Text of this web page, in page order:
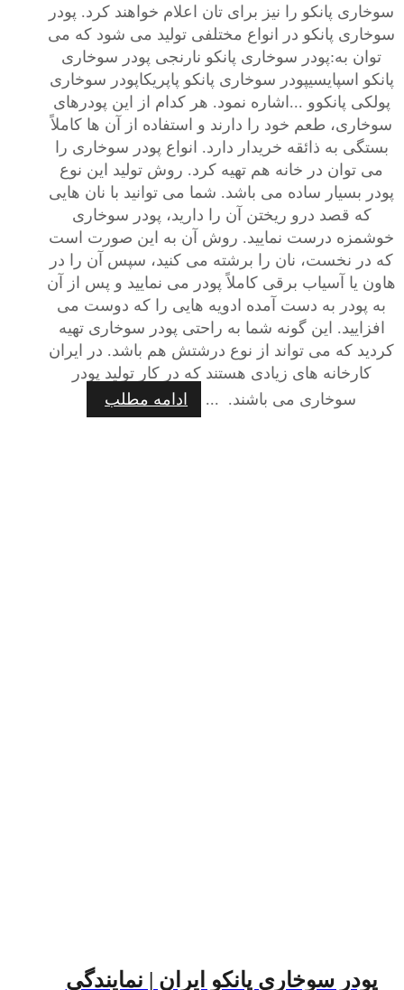
سوخاری پانکو را نیز برای تان اعلام خواهند کرد. پودر
سوخاری پانکو در انواع مختلفی تولید می شود که می
توان به:پودر سوخاری پانکو نارنجی پودر سوخاری
پانکو اسپایسیپودر سوخاری پانکو پاپریکاپودر سوخاری
پولکی پانکوو ...اشاره نمود. هر کدام از این پودرهای
سوخاری، طعم خود را دارند و استفاده از آن ها کاملاً
بستگی به ذائقه خریدار دارد. انواع پودر سوخاری را
می توان در خانه هم تهیه کرد. روش تولید این نوع
پودر بسیار ساده می باشد. شما می توانید با نان هایی
که قصد درو ریختن آن را دارید، پودر سوخاری
خوشمزه درست نمایید. روش آن به این صورت است
که در نخست، نان را برشته می کنید، سپس آن را در
هاون یا آسیاب برقی کاملاً پودر می نمایید و پس از آن
به پودر به دست آمده ادویه هایی را که دوست می
افزایید. این گونه شما به راحتی پودر سوخاری تهیه
کردید که می تواند از نوع درشتش هم باشد. در ایران
کارخانه های زیادی هستند که در کار تولید پودر
سوخاری می باشند. ...
ادامه مطلب
پودر سوخاری پانکو ایران | نمایندگی